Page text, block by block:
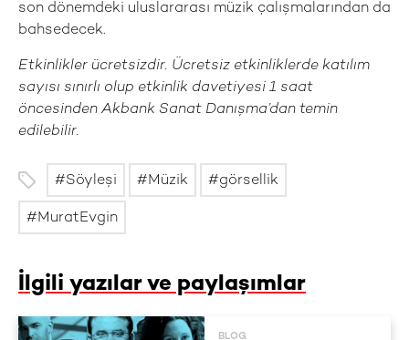
son dönemdeki uluslararası müzik çalışmalarından da
bahsedecek.
Etkinlikler ücretsizdir. Ücretsiz etkinliklerde katılım
sayısı sınırlı olup etkinlik davetiyesi 1 saat
öncesinden Akbank Sanat Danışma’dan temin
edilebilir.
Söyleşi Müzik görsellik
MuratEvgin
İlgili yazılar ve paylaşımlar
BLOG